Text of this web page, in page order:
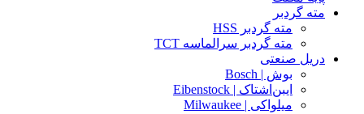
مته گردبر
مته گردبر HSS
مته گردبر سرالماسه TCT
دریل صنعتی
بوش | Bosch
ایبن‌اشتاک | Eibenstock
میلواکی | Milwaukee